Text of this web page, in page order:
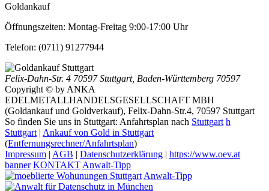
Goldankauf
Öffnungszeiten: Montag-Freitag 9:00-17:00 Uhr
Telefon: (0711) 91277944
Felix-Dahn-Str. 4 70597 Stuttgart, Baden-Württemberg 70597
Copyright © by ANKA
EDELMETALLHANDELSGESELLSCHAFT MBH
(Goldankauf und Goldverkauf), Felix-Dahn-Str.4, 70597 Stuttgart
So finden Sie uns in Stuttgart: Anfahrtsplan nach Stuttgart h
Stuttgart | Ankauf von Gold in Stuttgart
(Entfernungsrechner/Anfahrtsplan)
Impressum | AGB | Datenschutzerklärung | https://www.oev.at
banner KONTAKT Anwalt-Tipp
Anwalt-Tipp